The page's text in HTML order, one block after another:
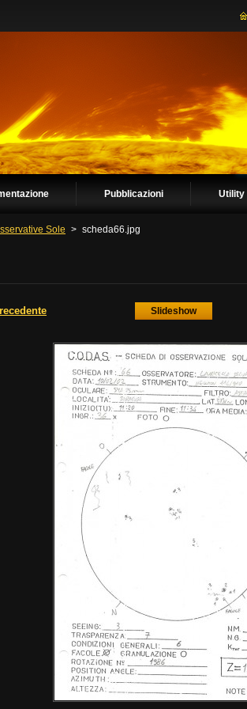
Pubblicazioni Utility
Sole > scheda66.jpg
Slideshow